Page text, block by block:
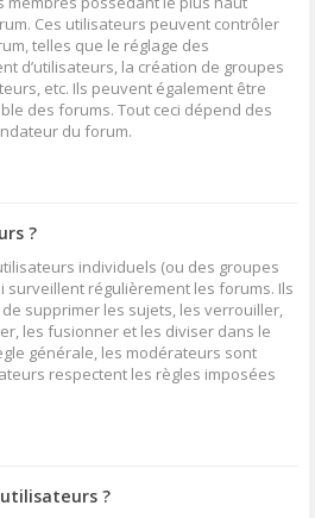
Ces utilisateurs peuvent contrôler
telles que le réglage des
d’utilisateurs, la création de groupes
etc. Ils peuvent également être
des forums. Tout ceci dépend des
du forum.
?
individuels (ou des groupes
surveillent régulièrement les forums. Ils
supprimer les sujets, les verrouiller,
les fusionner et les diviser dans le
générale, les modérateurs sont
respectent les règles imposées
?